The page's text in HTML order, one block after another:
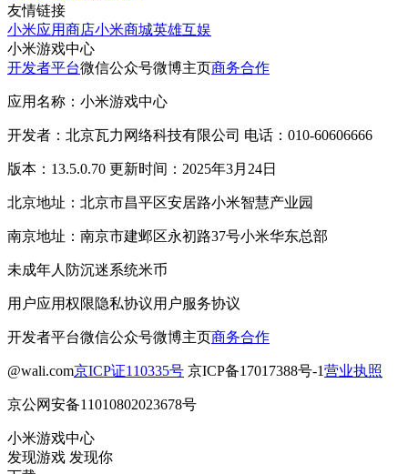
友情链接
小米应用商店小米商城英雄互娱
小米游戏中心
开发者平台微信公众号微博主页商务合作
应用名称：小米游戏中心
开发者：北京瓦力网络科技有限公司 电话：010-60606666
版本：13.5.0.70 更新时间：2025年3月24日
北京地址：北京市昌平区安居路小米智慧产业园
南京地址：南京市建邺区永初路37号小米华东总部
未成年人防沉迷系统米币
用户应用权限隐私协议用户服务协议
开发者平台微信公众号微博主页商务合作
@wali.com京ICP证110335号 京ICP备17017388号-1营业执照
京公网安备11010802023678号
小米游戏中心
发现游戏 发现你